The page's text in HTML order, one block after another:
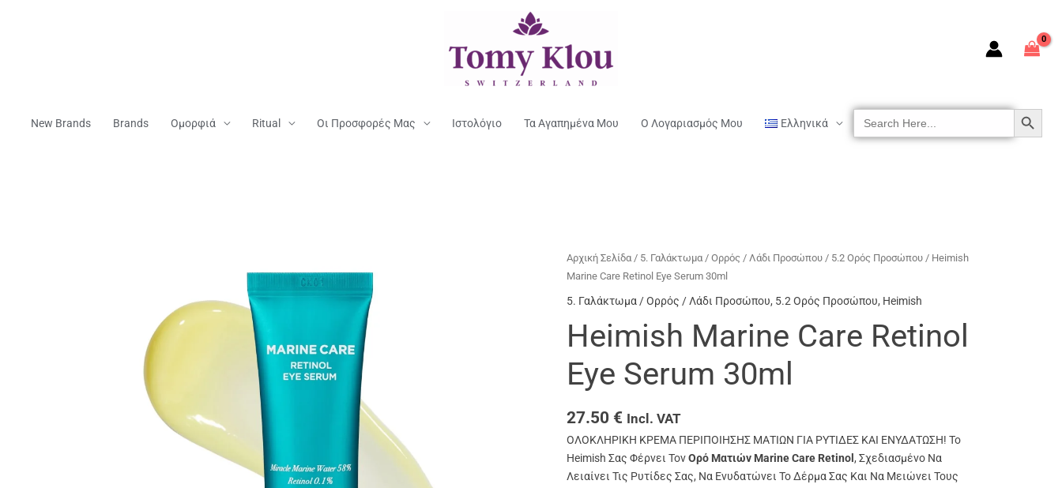
New Brands Brands Ομορφιά Ritual Οι Προσφορές Μας Ιστολόγιο Τα Αγαπημένα Μου Ο Λογαριασμός Μου Ελληνικά
Search
For:
SEARCH BUTTON
Αρχική Σελίδα/ 5. Γαλάκτωμα / Ορρός / Λάδι Προσώπου/ 5.2 Ορός Προσώπου/ Heimish
Marine Care Retinol Eye Serum 30ml
5. Γαλάκτωμα / Ορρός / Λάδι Προσώπου, 5.2 Ορός Προσώπου, Heimish
Heimish Marine Care Retinol
Eye Serum 30ml
27.50 € Incl. VAT
ΟΛΟΚΛΗΡΙΚΗ ΚΡΕΜΑ ΠΕΡΙΠΟΙΗΣΗΣ ΜΑΤΙΩΝ ΓΙΑ ΡΥΤΙΔΕΣ ΚΑΙ ΕΝΥΔΑΤΩΣΗ! Το
Heimish Σας Φέρνει ΤονΟρό Ματιών Marine Care Retinol , Σχεδιασμένο Να
Λειαίνει Τις Ρυτίδες Σας, Να Ενυδατώνει Το Δέρμα Σας Και Να Μειώνει Τους